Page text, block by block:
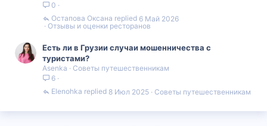
0
Отзывы и оценки ресторанов
6 Май 2026
Остапова Оксана
Есть ли в Грузии случаи мошенничества с
туристами?
Asenka
Советы путешественникам
6
Советы путешественникам
8 Июл 2025
Elenohka